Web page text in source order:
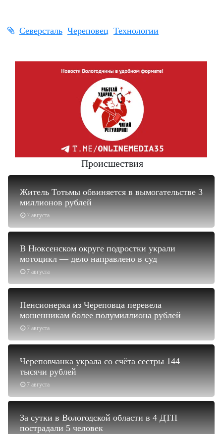
Северсталь Череповец Технологии
Происшествия
7 августа
Житель Тотьмы обвиняется в вымогательстве 3
миллионов рублей
7 августа
В Нюксенском округе подростки украли
мотоцикл — дело направлено в суд
7 августа
Пенсионерка из Череповца перевела
мошенникам более полумиллиона рублей
7 августа
Череповчанка украла со счёта сестры 144
тысячи рублей
За сутки в Вологодской области в 4 ДТП
пострадали 5 человек